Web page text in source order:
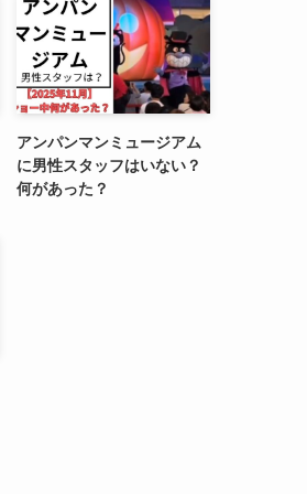
アンパンマンミュージアム
に男性スタッフはいない？
何があった？